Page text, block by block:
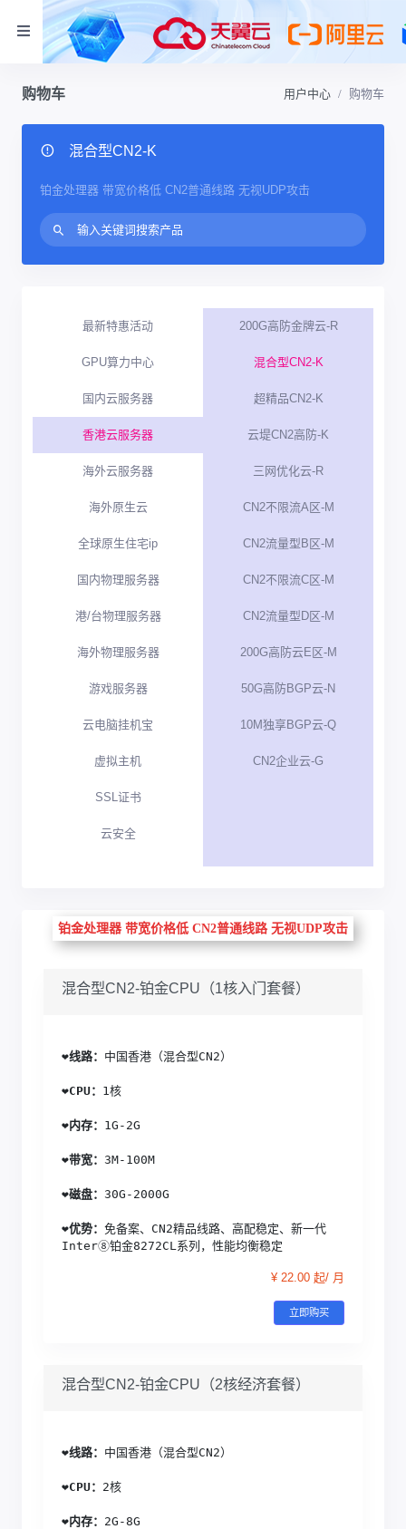
购物车 用户中心 购物车
混合型CN2-K
铂金处理器 带宽价格低 CN2普通线路 无视UDP攻击
最新特惠活动
GPU算力中心
国内云服务器
香港云服务器
海外云服务器
海外原生云
全球原生住宅ip
国内物理服务器
港/台物理服务器
海外物理服务器
游戏服务器
云电脑挂机宝
虚拟主机
SSL证书
云安全
200G高防金牌云-R
混合型CN2-K
超精品CN2-K
云堤CN2高防-K
三网优化云-R
CN2不限流A区-M
CN2流量型B区-M
CN2不限流C区-M
CN2流量型D区-M
200G高防云E区-M
50G高防BGP云-N
10M独享BGP云-Q
CN2企业云-G
铂金处理器 带宽价格低 CN2普通线路 无视UDP攻击
混合型CN2-铂金CPU（1核入门套餐）
❤️线路： 中国香港（混合型CN2）
❤️CPU： 1核
❤️内存： 1G-2G
❤️带宽： 3M-100M
❤️磁盘： 30G-2000G
❤️优势： 免备案、CN2精品线路、高配稳定、新一代
Inter⑧铂金8272CL系列，性能均衡稳定
¥ 22.00 起/ 月
立即购买
混合型CN2-铂金CPU（2核经济套餐）
❤️线路： 中国香港（混合型CN2）
❤️CPU： 2核
❤️内存： 2G-8G